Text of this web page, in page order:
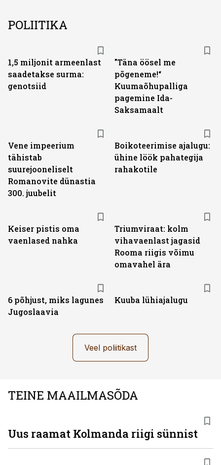
POLIITIKA
1,5 miljonit armeenlast
saadetakse surma:
genotsiid
"Täna öösel me
põgeneme!“
Kuumaõhupalliga
pagemine Ida-
Saksamaalt
Vene impeerium
tähistab
suurejooneliselt
Romanovite dünastia
300. juubelit
Boikoteerimise ajalugu:
ühine löök pahategija
rahakotile
Keiser pistis oma
vaenlased nahka
Triumviraat: kolm
vihavaenlast jagasid
Rooma riigis võimu
omavahel ära
6 põhjust, miks lagunes
Jugoslaavia
Kuuba lühiajalugu
Veel poliitikast
TEINE MAAILMASÕDA
Uus raamat Kolmanda riigi sünnist